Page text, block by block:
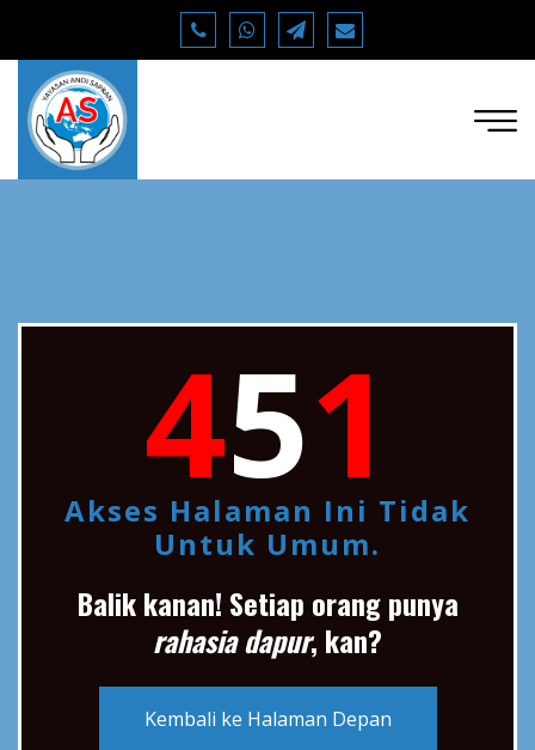
451
Akses Halaman Ini Tidak
Untuk Umum.
Balik kanan! Setiap orang punya
rahasia dapur, kan?
Kembali ke Halaman Depan